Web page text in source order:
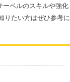
ーベルのスキルや強化
りたい方はぜひ参考に